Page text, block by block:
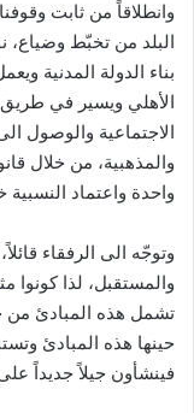
وانطلاقاً من ثابت
البلد من تخبّط وضياع،
بناء الدولة المدنية
الأهلي ويسير في طريق
الاجتماعية والوصول
والمذهبية، من خلال
واحدة واعتماد
وتوجّه الى الرفقاء
والمستقبل، لذا كونوا
تشمل هذه المبادئ من
حينها هذه المبادئ
فينشأون جيلاً جديداً